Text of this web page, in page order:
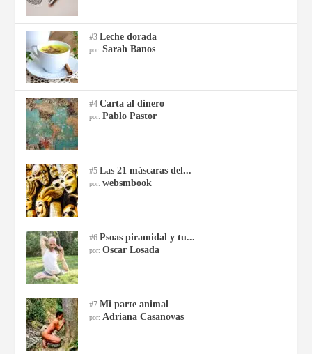
#3Leche dorada
por:Sarah Banos
#4Carta al dinero
por: Pablo Pastor
#5Las 21 máscaras del...
por:websmbook
#6Psoas piramidal y tu...
por:Oscar Losada
#7Mi parte animal
por: Adriana Casanovas